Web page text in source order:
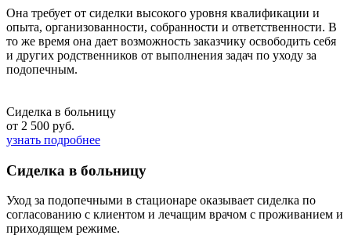
Она требует от сиделки высокого уровня квалификации и
опыта, организованности, собранности и ответственности. В
то же время она дает возможность заказчику освободить себя
и других родственников от выполнения задач по уходу за
подопечным.
Сиделка в больницу
от 2 500 руб.
узнать подробнее
Сиделка в больницу
Уход за подопечными в стационаре оказывает сиделка по
согласованию с клиентом и лечащим врачом с проживанием и
приходящем режиме.